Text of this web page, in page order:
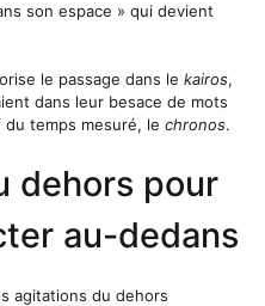
son espace » qui devient
le passage dans le kairos,
dans leur besace de mots
temps mesuré, le chronos.
dehors pour
au-dedans
agitations du dehors